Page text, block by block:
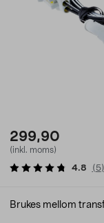
299,90
(inkl. moms)
4.8 ( 5)
Brukes mellom